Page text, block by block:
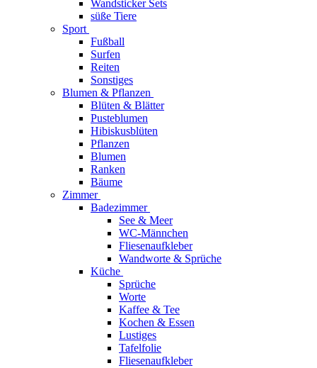
Wandsticker Sets
süße Tiere
Sport
Fußball
Surfen
Reiten
Sonstiges
Blumen & Pflanzen
Blüten & Blätter
Pusteblumen
Hibiskusblüten
Pflanzen
Blumen
Ranken
Bäume
Zimmer
Badezimmer
See & Meer
WC-Männchen
Fliesenaufkleber
Wandworte & Sprüche
Küche
Sprüche
Worte
Kaffee & Tee
Kochen & Essen
Lustiges
Tafelfolie
Fliesenaufkleber